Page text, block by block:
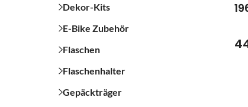
Dekor-Kits
E-Bike Zubehör
Flaschen
Flaschenhalter
Gepäckträger